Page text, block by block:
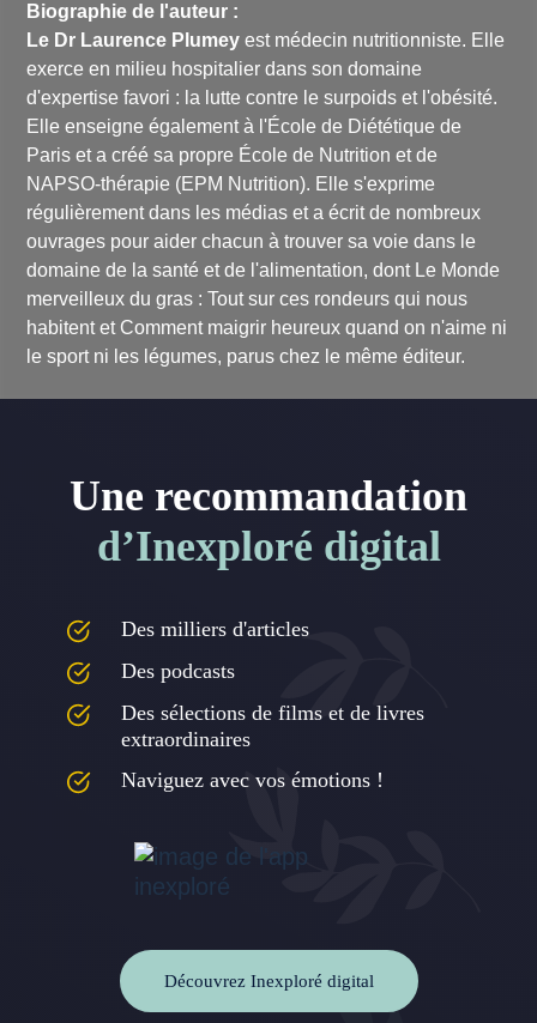
Biographie de l'auteur :
Le Dr Laurence Plumey est médecin nutritionniste. Elle
exerce en milieu hospitalier dans son domaine
d'expertise favori : la lutte contre le surpoids et l'obésité.
Elle enseigne également à l'École de Diététique de
Paris et a créé sa propre École de Nutrition et de
NAPSO-thérapie (EPM Nutrition). Elle s'exprime
régulièrement dans les médias et a écrit de nombreux
ouvrages pour aider chacun à trouver sa voie dans le
domaine de la santé et de l'alimentation, dontLe Monde
merveilleux du gras : Tout sur ces rondeurs qui nous
habitentet Comment maigrir heureux quand on n'aime ni
le sport ni les légumes, parus chez le même éditeur.
Une recommandation
d’Inexploré digital
Des milliers d'articles
Des podcasts
Des sélections de films et de livres
extraordinaires
Naviguez avec vos émotions !
Découvrez Inexploré digital